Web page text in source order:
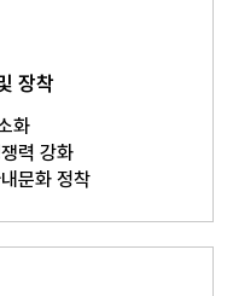
장착
화
력 강화
문화 정착